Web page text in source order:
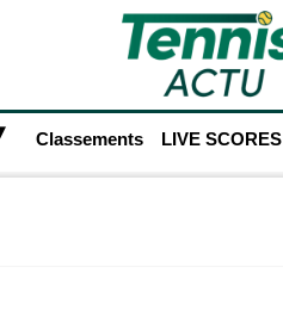
Classements LIVE SCORES